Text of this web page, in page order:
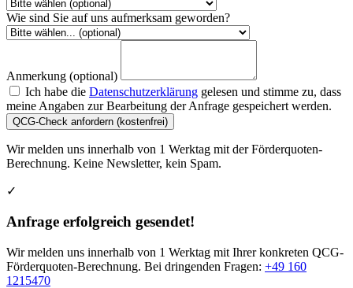
Wie sind Sie auf uns aufmerksam geworden?
Anmerkung (optional)
Ich habe die Datenschutzerklärung gelesen und stimme zu, dass
meine Angaben zur Bearbeitung der Anfrage gespeichert werden.
QCG-Check anfordern (kostenfrei)
Wir melden uns innerhalb von 1 Werktag mit der Förderquoten-
Berechnung. Keine Newsletter, kein Spam.
✓
Anfrage erfolgreich gesendet!
Wir melden uns innerhalb von 1 Werktag mit Ihrer konkreten QCG-
Förderquoten-Berechnung. Bei dringenden Fragen: +49 160
1215470